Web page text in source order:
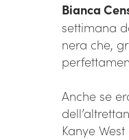
Bianca
settimana
nera che,
Anche se
Kanye